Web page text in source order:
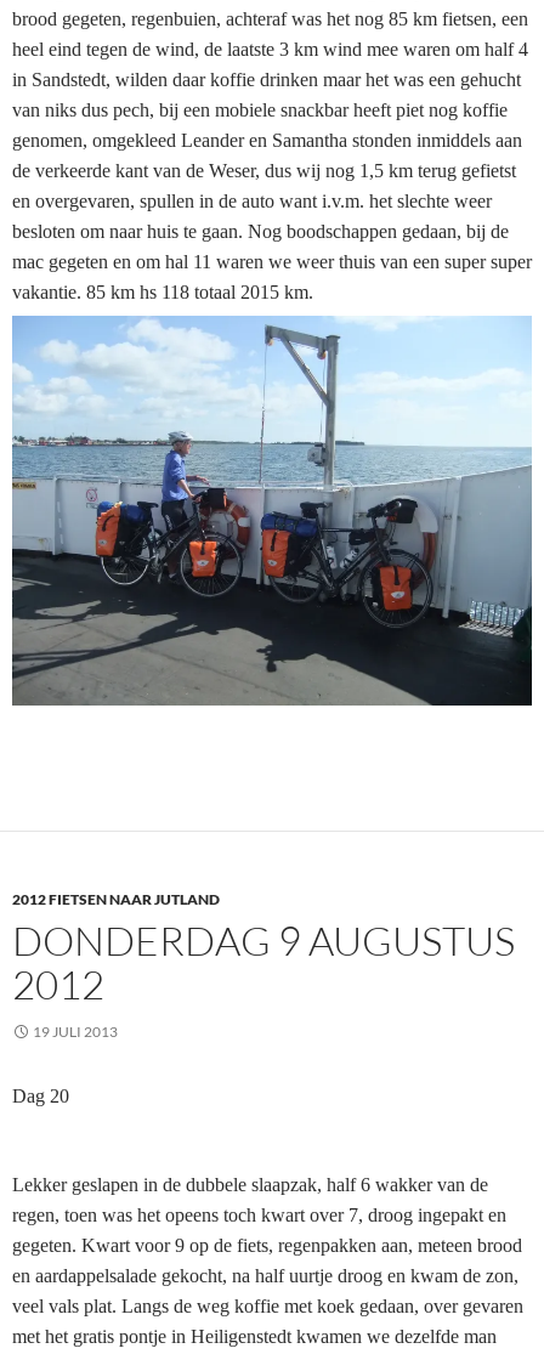
brood gegeten, regenbuien, achteraf was het nog 85 km fietsen, een
heel eind tegen de wind, de laatste 3 km wind mee waren om half 4
in Sandstedt, wilden daar koffie drinken maar het was een gehucht
van niks dus pech, bij een mobiele snackbar heeft piet nog koffie
genomen, omgekleed Leander en Samantha stonden inmiddels aan
de verkeerde kant van de Weser, dus wij nog 1,5 km terug gefietst
en overgevaren, spullen in de auto want i.v.m. het slechte weer
besloten om naar huis te gaan. Nog boodschappen gedaan, bij de
mac gegeten en om hal 11 waren we weer thuis van een super super
vakantie. 85 km hs 118 totaal 2015 km.
2012 FIETSEN NAAR JUTLAND
DONDERDAG 9 AUGUSTUS
2012
19 JULI 2013
Dag 20
Lekker geslapen in de dubbele slaapzak, half 6 wakker van de
regen, toen was het opeens toch kwart over 7, droog ingepakt en
gegeten. Kwart voor 9 op de fiets, regenpakken aan, meteen brood
en aardappelsalade gekocht, na half uurtje droog en kwam de zon,
veel vals plat. Langs de weg koffie met koek gedaan, over gevaren
met het gratis pontje in Heiligenstedt kwamen we dezelfde man